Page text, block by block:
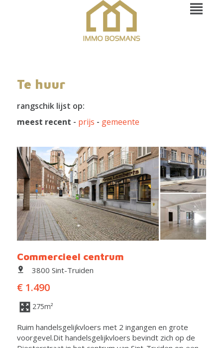
Te huur
rangschik lijst op:
meest recent - prijs - gemeente
Commercieel centrum
3800 Sint-Truiden
€ 1.490
275m²
Ruim handelsgelijkvloers met 2 ingangen en grote
voorgevel.Dit handelsgelijkvloers bevindt zich op de